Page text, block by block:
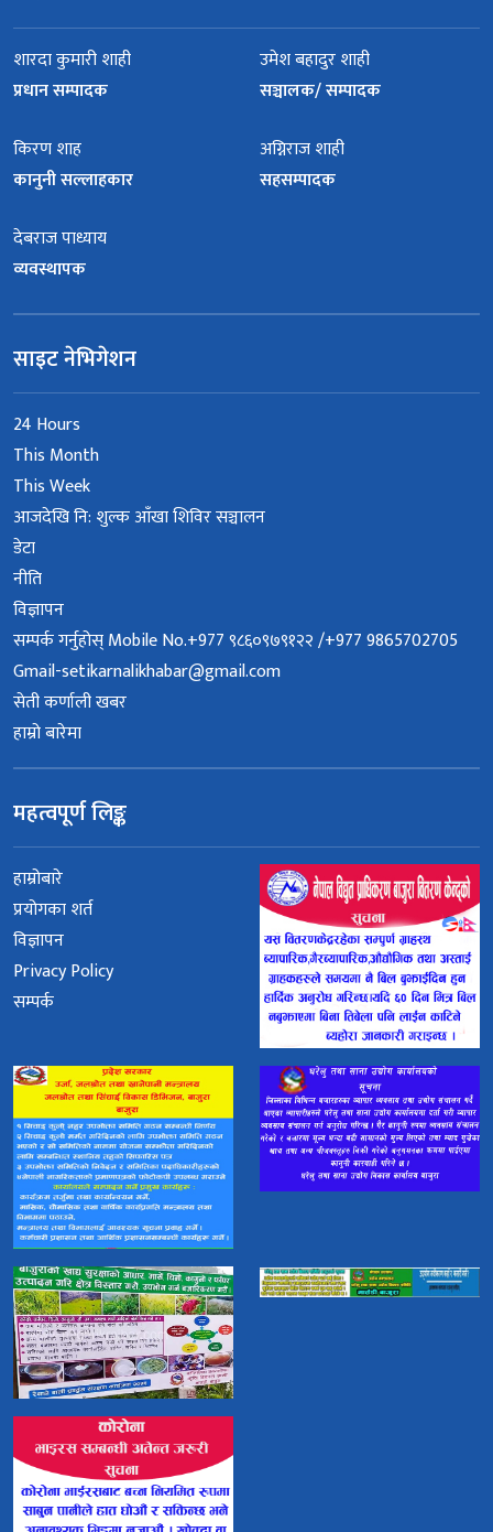
शारदा कुमारी शाही
प्रधान सम्पादक
उमेश बहादुर शाही
सञ्चालक/ सम्पादक
किरण शाह
कानुनी सल्लाहकार
अग्निराज शाही
सहसम्पादक
देबराज पाध्याय
व्यवस्थापक
साइट नेभिगेशन
24 Hours
This Month
This Week
आजदेखि नि: शुल्क आँखा शिविर सञ्चालन
डेटा
नीति
विज्ञापन
सम्पर्क गर्नुहोस् Mobile No.+977 ९८६०९७९१२२ /+977 9865702705
Gmail-setikarnalikhabar@gmail.com
सेती कर्णाली खबर
हाम्रो बारेमा
महत्वपूर्ण लिङ्क
हाम्रोबारे
प्रयोगका शर्त
विज्ञापन
Privacy Policy
सम्पर्क